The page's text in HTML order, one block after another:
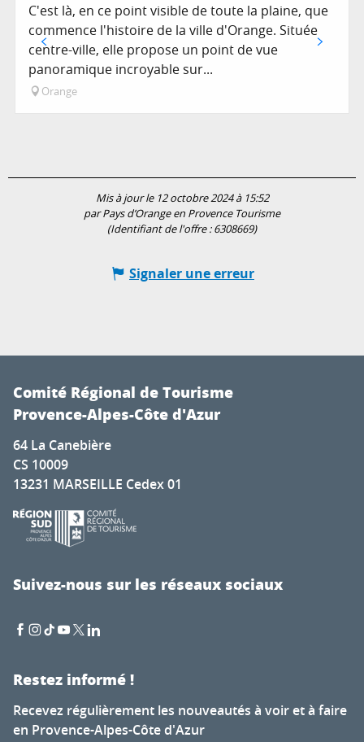
C'est là, en ce point visible de toute la plaine, que
commence l'histoire de la ville d'Orange. Située
centre-ville, elle propose un point de vue
panoramique incroyable sur...
Orange
Mis à jour le 12 octobre 2024 à 15:52
par Pays d’Orange en Provence Tourisme
(Identifiant de l'offre :6308669)
Signaler une erreur
Comité Régional de Tourisme
Provence-Alpes-Côte d'Azur
64 La Canebière
CS 10009
13231 MARSEILLE Cedex 01
Suivez-nous sur les réseaux sociaux
Restez informé !
Recevez régulièrement les nouveautés à voir et à faire
en Provence-Alpes-Côte d'Azur